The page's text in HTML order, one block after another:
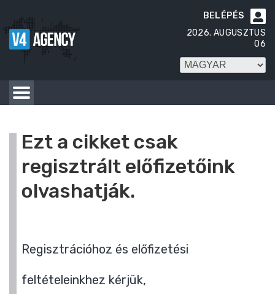

BELÉPÉS
2026. AUGUSZTUS
06
Ezt a cikket csak
regisztrált előfizetőink
olvashatják.
Regisztrációhoz és előfizetési
feltételeinkhez kérjük,